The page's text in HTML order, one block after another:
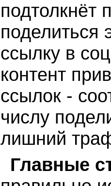
подтолкнёт
поделиться
ссылку в
контент
ссылок -
числу
лишний
Главные